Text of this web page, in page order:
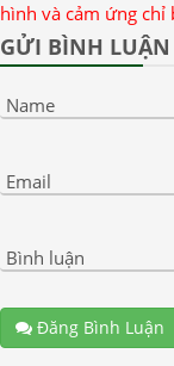
hình và cảm ứng chỉ
GỬI BÌNH LUẬN
Name
Email
Bình luận
Đăng Bình Luận